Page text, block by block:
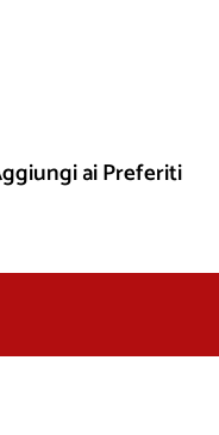
ai Preferiti